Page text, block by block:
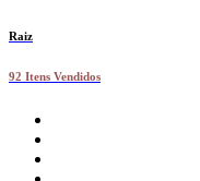
Raiz
92 Itens Vendidos